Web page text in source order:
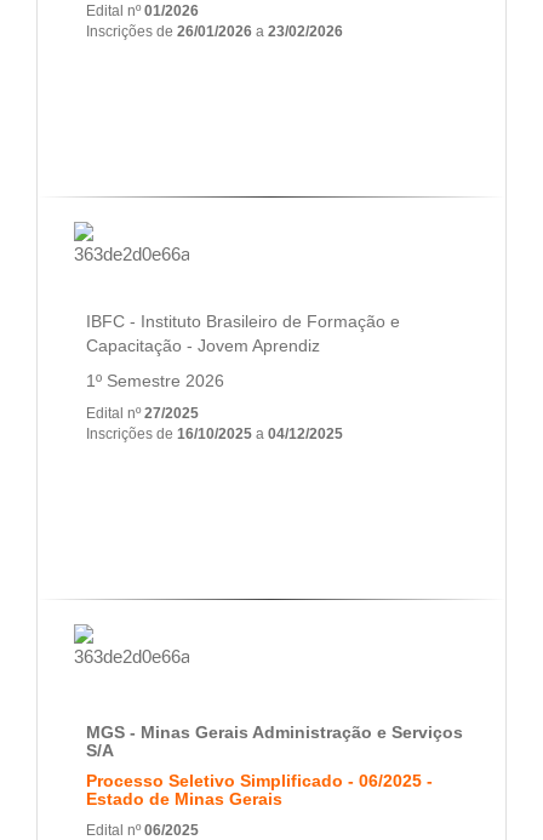
Edital nº01/2026
Inscrições de 26/01/2026 a 23/02/2026
IBFC - Instituto Brasileiro de Formação e
Capacitação - Jovem Aprendiz
1º Semestre 2026
Edital nº27/2025
Inscrições de 16/10/2025 a 04/12/2025
MGS - Minas Gerais Administração e Serviços
S/A
Processo Seletivo Simplificado - 06/2025 -
Estado de Minas Gerais
Edital nº06/2025